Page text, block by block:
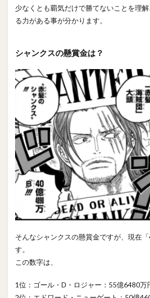
少なくとも覇気だけで勝てないことを理
る力がある事が分かります。
シャンクスの懸賞金は？
そんなシャンクスの懸賞金ですが、現在
す。
この数字は、
1位：ゴール・D・ロジャー：55億6480万